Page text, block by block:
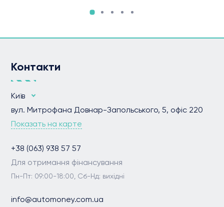
Контакти
Київ
вул. Митрофана Довнар-Запольського, 5, офіс 220
Показать на карте
+38 (063) 938 57 57
Для отримання фінансування
Пн-Пт: 09:00-18:00, Сб-Нд: вихідні
info@automoney.com.ua